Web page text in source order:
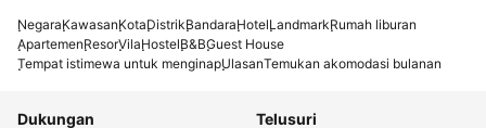
NegaraKawasanKotaDistrikBandaraHotelLandmarkRumah liburan
ApartemenResorVilaHostelB&BGuest House
Tempat istimewa untuk menginapUlasanTemukan akomodasi bulanan
Dukungan
Telusuri